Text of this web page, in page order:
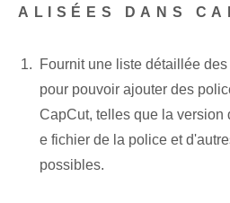
ALISÉES DANS
Fournit une liste détaillée
pour pouvoir ajouter des
CapCut, telles que la version
e fichier de la police et
possibles.